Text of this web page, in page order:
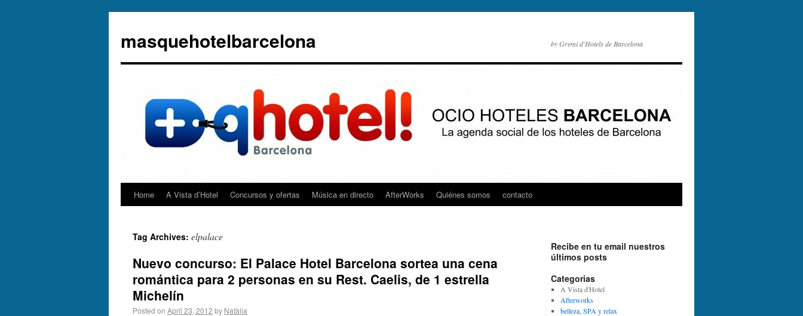
masquehotelbarcelona by Gremi d'Hotels de Barcelona
Home A Vista d’Hotel Concursos y ofertas Música en directo AfterWorks Quiénes somos contacto
Tag Archives: elpalace
Nuevo concurso: El Palace Hotel Barcelona sortea una cena
romántica para 2 personas en su Rest. Caelis, de 1 estrella
Michelín
Posted on April 23, 2012 by Natàlia
Recibe en tu email nuestros
últimos posts
Categorias
A Vista d'Hotel
Afterworks
belleza, SPA y relax